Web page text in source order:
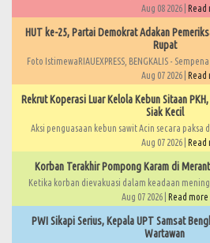
Aug 08 2026 | Read
HUT ke-25, Partai Demokrat Adakan
Rupat
Foto IstimewaRIAUEXPRESS, BENGKALIS -
Aug 07 2026 | Read
Rekrut Koperasi Luar Kelola Kebun Sitaan
Siak Kecil
Aksi penguasaan kebun sawit Acin secara paksa
Aug 07 2026 | Read
Korban Terakhir Pompong Karam di
Ketika korban dievakuasi dalam keadaan
Aug 07 2026 | Read more
PWI Sikapi Serius, Kepala UPT Samsat
Wartawan